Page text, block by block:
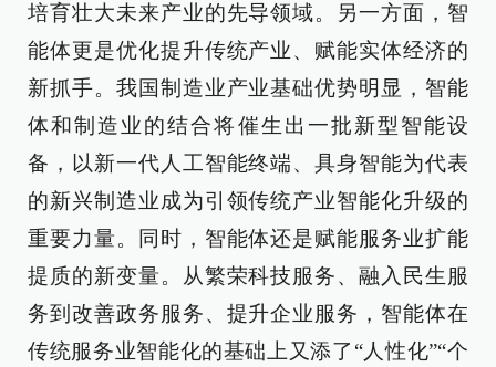
培育壮大未来产业的先导领域。另一方面，智
能体更是优化提升传统产业、赋能实体经济的
新抓手。我国制造业产业基础优势明显，智能
体和制造业的结合将催生出一批新型智能设
备，以新一代人工智能终端、具身智能为代表
的新兴制造业成为引领传统产业智能化升级的
重要力量。同时，智能体还是赋能服务业扩能
提质的新变量。从繁荣科技服务、融入民生服
务到改善政务服务、提升企业服务，智能体在
传统服务业智能化的基础上又添了“人性化”“个